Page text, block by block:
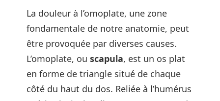
La douleur à l’omoplate, une zone
fondamentale de notre anatomie, peut
être provoquée par diverses causes.
L’omoplate, ou scapula, est un os plat
en forme de triangle situé de chaque
côté du haut du dos. Reliée à l’humérus